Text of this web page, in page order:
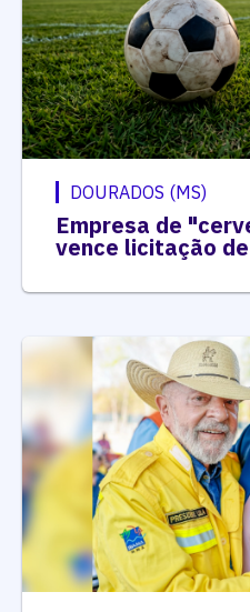
DOURADOS (MS)
Empresa de
vence licitação